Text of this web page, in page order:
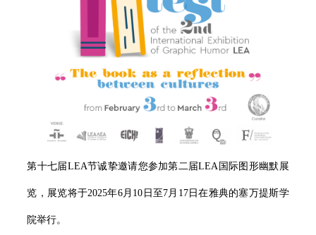
第十七届LEA节诚挚邀请您参加第二届LEA国际图形幽默展
览，展览将于2025年6月10日至7月17日在雅典的塞万提斯学
院举行。